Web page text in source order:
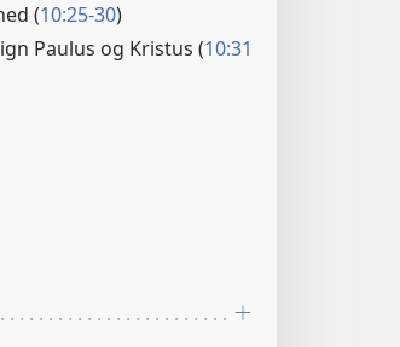
(10:25-30)
Paulus og Kristus (10:31